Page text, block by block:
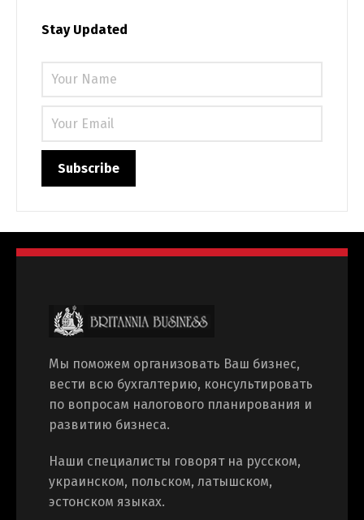
Stay Updated
Мы поможем организовать Ваш бизнес,
вести всю бухгалтерию, консультировать
по вопросам налогового планирования и
развитию бизнеса.
Наши специалисты говорят на русском,
украинском, польском, латышском,
эстонском языках.